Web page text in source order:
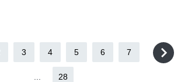
3 4 5 6 7
28